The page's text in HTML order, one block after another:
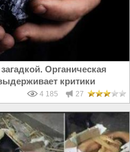
Органическая
критики
4 185 27